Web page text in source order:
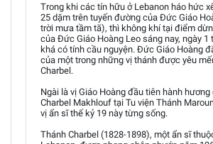
Trong khi các tín hữu ở Lebanon háo hức
25 dặm trên tuyến đường của Đức Giáo
trời mưa tầm tã), thì không khí tại điểm
của Đức Giáo Hoàng Leo sáng nay, ngày 1
khá có tính cầu nguyện. Đức Giáo Hoàng
của một trong những vị thánh được yêu
Charbel.
Ngài là vị Giáo Hoàng đầu tiên hành
Charbel Makhlouf tại Tu viện Thánh
vị ẩn sĩ thế kỷ 19 này từng sống.
Thánh Charbel (1828-1898), một ẩn sĩ